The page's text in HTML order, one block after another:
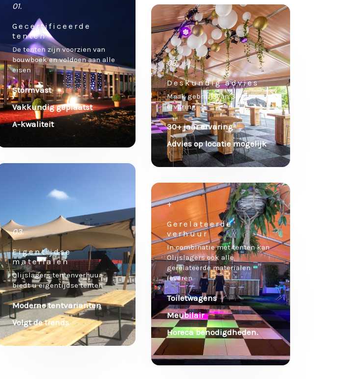
01.
Gecertificeerde
tenten
De tenten zijn voorzien van
bouwboek en voldoen aan alle
eisen
Stormvast
Vakkundig geplaatst
A-kwaliteit
02.
Deskundig advies
Maak gebruik van 30+ jaar
ervaring
30+ jaar ervaring
Advies op locatie mogelijk
03.
Eigentijdse
materialen
Olijslagers tentenverhuur
biedt u eigentijdse tenten
Moderne tentvarianten
Volgt de trends
+
Gerelateerde
verhuur
In combinatie met tenten kan
Olijslagers ook alle
gerelateerde materialen
leveren.
Toiletwagens
Meubilair
Horeca benodigdheden.